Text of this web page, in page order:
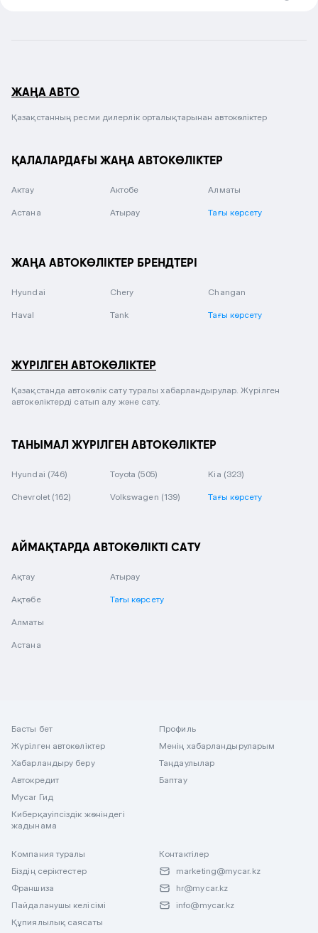
ЖАҢА АВТО
Қазақстанның ресми дилерлік орталықтарынан автокөліктер
ҚАЛАЛАРДАҒЫ ЖАҢА АВТОКӨЛІКТЕР
Актау Актобе Алматы
Астана Атырау Тағы көрсету
ЖАҢА АВТОКӨЛІКТЕР БРЕНДТЕРІ
Hyundai Chery Changan
Haval Tank Тағы көрсету
ЖҮРІЛГЕН АВТОКӨЛІКТЕР
Қазақстанда автокөлік сату туралы хабарландырулар. Жүрілген
автокөліктерді сатып алу және сату.
ТАНЫМАЛ ЖҮРІЛГЕН АВТОКӨЛІКТЕР
Hyundai (746) Toyota (505) Kia (323)
Chevrolet (162) Volkswagen (139) Тағы көрсету
АЙМАҚТАРДА АВТОКӨЛІКТІ САТУ
Ақтау
Ақтөбе
Алматы
Астана
Атырау
Тағы көрсету
Басты бет
Жүрілген автокөліктер
Хабарландыру беру
Автокредит
Mycar Гид
Киберқауіпсіздік жөніндегі
жадынама
Профиль
Менің хабарландыруларым
Таңдаулылар
Баптау
Компания туралы
Біздің серіктестер
Франшиза
Пайдаланушы келісімі
Құпиялылық саясаты
Контактілер
marketing@mycar.kz
hr@mycar.kz
info@mycar.kz